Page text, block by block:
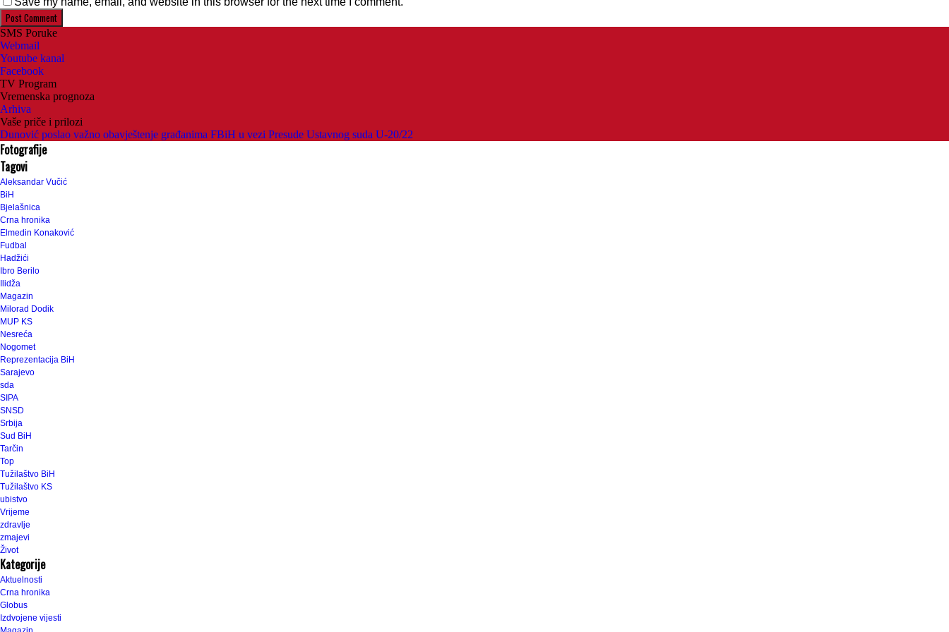
SMS Poruke
Webmail
Youtube kanal
Facebook
TV Program
Vremenska prognoza
Arhiva
Vaše priče i prilozi
Dunović poslao važno obavještenje građanima FBiH u vezi Presude Ustavnog suda U-20/22
Fotografije
Tagovi
Aleksandar Vučić
BiH
Bjelašnica
Crna hronika
Elmedin Konaković
Fudbal
Hadžići
Ibro Berilo
Ilidža
Magazin
Milorad Dodik
MUP KS
Nesreća
Nogomet
Reprezentacija BiH
Sarajevo
sda
SIPA
SNSD
Srbija
Sud BiH
Tarčin
Top
Tužilaštvo BiH
Tužilaštvo KS
ubistvo
Vrijeme
zdravlje
zmajevi
Život
Kategorije
Aktuelnosti
Crna hronika
Globus
Izdvojene vijesti